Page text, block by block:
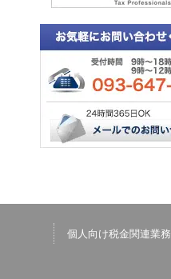
個人向け税金関連業務